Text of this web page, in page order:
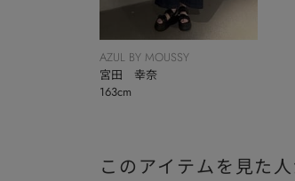
AZUL BY MOUSSY
宮田 幸奈
163cm
このアイテムを見た